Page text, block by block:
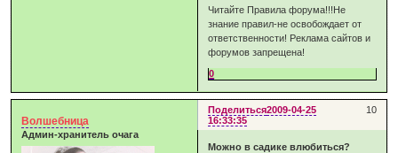
Читайте Правила форума!!!Не
знание правил-не освобождает от
ответственности! Реклама сайтов и
форумов запрещена!
0
Поделиться 10
2009-04-25
16:33:35
Волшебница
Админ-хранитель очага
Можно в садике влюбиться?